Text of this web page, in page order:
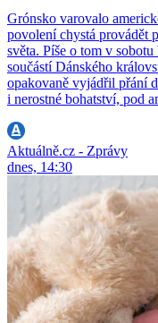
Grónsko varovalo
povolení chystá provádět
světa. Píše o tom v
součástí Dánského
opakovaně vyjádřil přání
i nerostné bohatství, pod
Aktuálně.cz - Zprávy
dnes, 14:30